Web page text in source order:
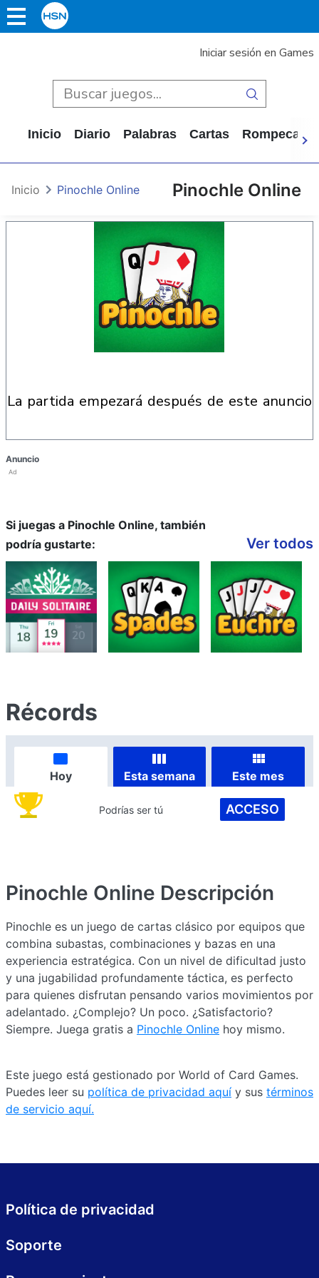
Iniciar sesión en Games
Inicio Diario Palabras Cartas
Pinochle Online
Inicio Pinochle Online
la partida empezará después de este anuncio
Anuncio
Ad
Si juegas a Pinochle Online, también
podría gustarte:
Ver todos
Récords
Hoy Esta semana Este mes
Podrías ser tú ACCESO
Pinochle Online Descripción
Pinochle es un juego de cartas clásico por equipos que
combina subastas, combinaciones y bazas en una
experiencia estratégica. Con un nivel de dificultad justo
y una jugabilidad profundamente táctica, es perfecto
para quienes disfrutan pensando varios movimientos por
adelantado. ¿Complejo? Un poco. ¿Satisfactorio?
Siempre. Juega gratis a Pinochle Online hoy mismo.
Este juego está gestionado por World of Card Games.
Puedes leer su política de privacidad aquí y sus términos
de servicio aquí.
Política de privacidad
Soporte